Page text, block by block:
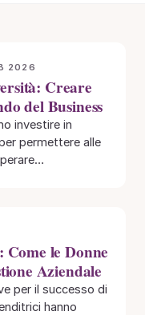
2026
Creare
del Business
investire in
permettere alle
le Donne
Aziendale
per il successo di
hanno